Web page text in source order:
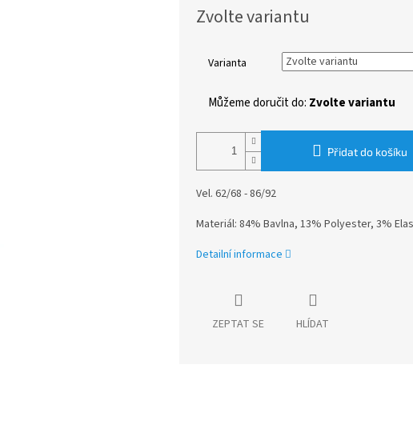
cena:
Zvolte variantu
Varianta
Můžeme doručit do: Zvolte variantu
Přidat do košíku
Vel. 62/68 - 86/92
Materiál: 84% Bavlna, 13% Polyester, 3%
Detailní informace
ZEPTAT SE HLÍDAT